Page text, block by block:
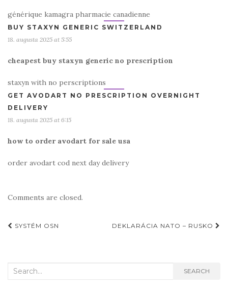
générique kamagra pharmacie canadienne
BUY STAXYN GENERIC SWITZERLAND
18. augusta 2025 at 5:55
cheapest buy staxyn generic no prescription
staxyn with no perscriptions
GET AVODART NO PRESCRIPTION OVERNIGHT
DELIVERY
18. augusta 2025 at 6:15
how to order avodart for sale usa
order avodart cod next day delivery
Comments are closed.
Post
SYSTÉM OSN DEKLARÁCIA NATO – RUSKO
Search
SEARCH